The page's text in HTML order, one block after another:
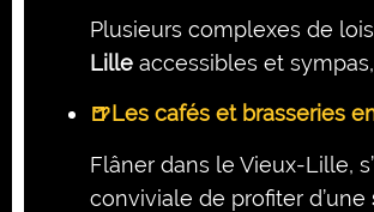
Plusieurs complexes de
Lille accessibles et
🍺Les cafés et brasseries
Flâner dans le Vieux-Lille,
conviviale de profiter d’une